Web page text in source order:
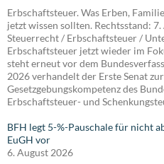
Erbschaftsteuer. Was Erben,
jetzt wissen sollten. Rechtsstand:
Steuerrecht / Erbschaftsteuer /
Erbschaftsteuer jetzt wieder im
steht erneut vor dem
2026 verhandelt der Erste Senat
Gesetzgebungskompetenz des
Erbschaftsteuer- und
BFH legt 5-%-Pauschale für nicht
EuGH vor
6. August 2026